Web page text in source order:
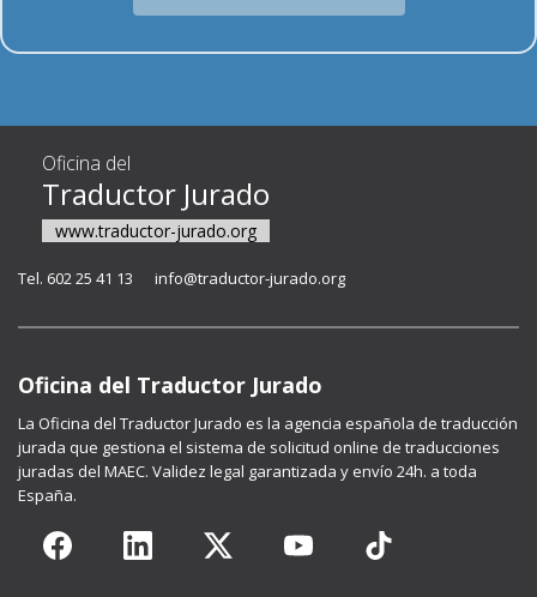
Oficina del
Traductor Jurado
www.traductor-jurado.org
Tel. 602 25 41 13 info@traductor-jurado.org
Oficina del Traductor Jurado
La Oficina del Traductor Jurado es la agencia española de traducción
jurada que gestiona el sistema de solicitud online de traducciones
juradas del MAEC. Validez legal garantizada y envío 24h. a toda
España.